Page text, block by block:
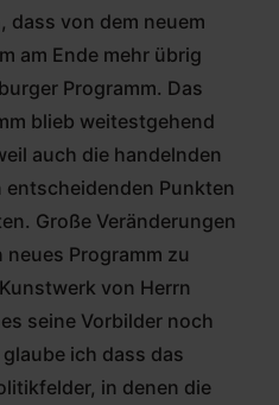
dass von dem neuem
am Ende mehr übrig
Programm. Das
blieb weitestgehend
auch die handelnden
entscheidenden Punkten
Große Veränderungen
Programm zu
von Herrn
seine Vorbilder noch
ich dass das
in denen die